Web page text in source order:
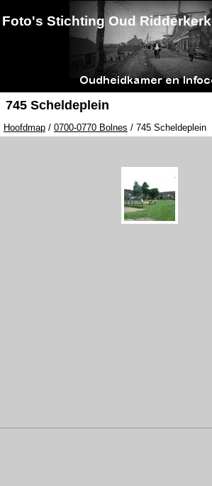
Foto's Stichting Oud Ridderkerk
745 Scheldeplein
Hoofdmap / 0700-0770 Bolnes / 745 Scheldeplein